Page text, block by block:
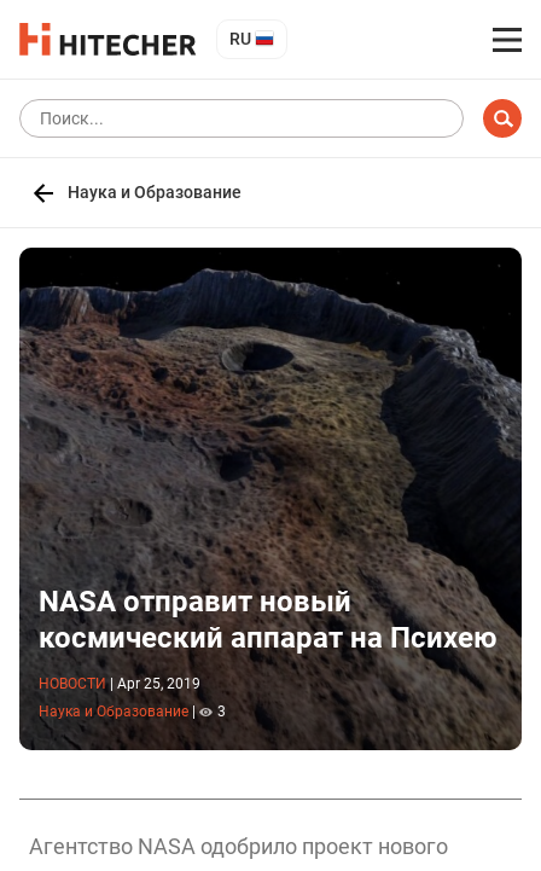
RU
Наука и Образование
NASA отправит новый
космический аппарат на Психею
НОВОСТИ
Apr 25, 2019
Наука и Образование | 3
Агентство NASA одобрило проект нового